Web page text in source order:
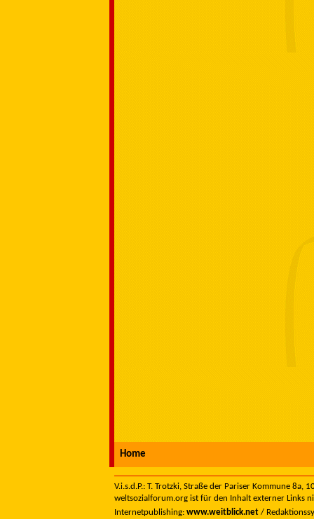
Home
V.i.s.d.P.: T. Trotzki, Straße der Pariser Kommune
weltsozialforum.org ist für den Inhalt externer Links
Internetpublishing: www.weitblick.net /